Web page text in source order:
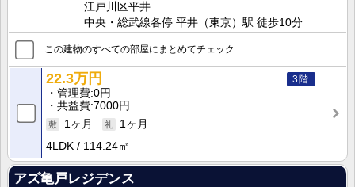
江戸川区平井
中央・総武線各停 平井（東京）駅 徒歩10分
この建物のすべての部屋にまとめてチェック
3階
22.3万円
管理費 0円
共益費 7000円
1ヶ月
1ヶ月
4LDK
114.24㎡
アズ亀戸レジデンス